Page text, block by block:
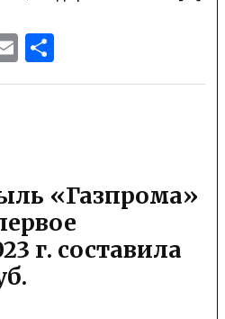
Email
«Газпрома»
г. составила